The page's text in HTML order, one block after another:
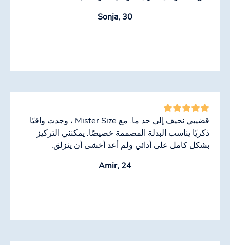
Sonja, 30
قضيبي نحيف إلى حد ما. مع Mister Size ، وجدت واقيًا
ذكريًا يناسب البدلة المصممة خصيصًا. يمكنني التركيز
بشكل كامل على أدائي ولم أعد أخشى أن ينزلق.
Amir, 24